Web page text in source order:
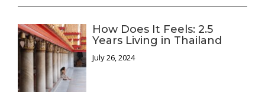
How Does It Feels: 2.5
Years Living in Thailand
July 26, 2024